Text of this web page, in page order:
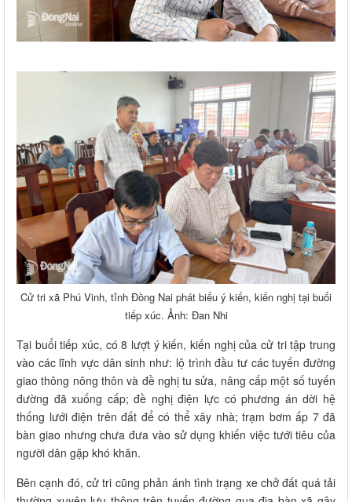
Cử tri xã Phú Vinh, tỉnh Đồng Nai phát biểu ý kiến, kiến nghị tại buổi
tiếp xúc. Ảnh: Đan Nhi
Tại buổi tiếp xúc, có 8 lượt ý kiến, kiến nghị của cử tri tập trung
vào các lĩnh vực dân sinh như: lộ trình đầu tư các tuyến đường
giao thông nông thôn và đề nghị tu sửa, nâng cấp một số tuyến
đường đã xuống cấp; đề nghị điện lực có phương án dời hệ
thống lưới điện trên đất để có thể xây nhà; trạm bơm ấp 7 đã
bàn giao nhưng chưa đưa vào sử dụng khiến việc tưới tiêu của
người dân gặp khó khăn.
Bên cạnh đó, cử tri cũng phản ánh tình trạng xe chở đất quá tải